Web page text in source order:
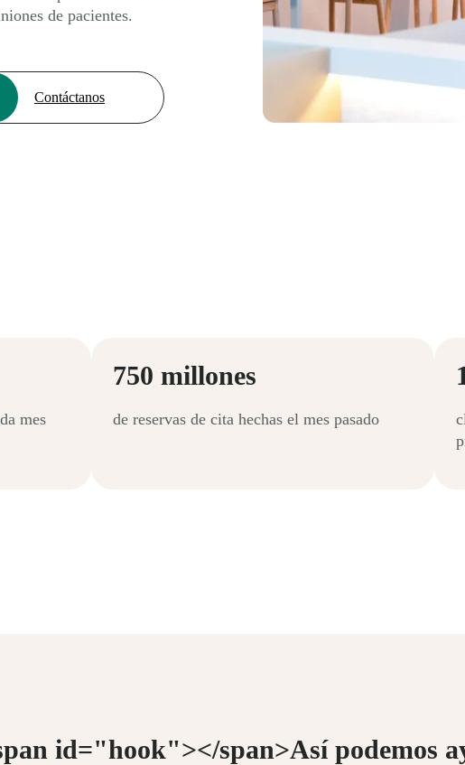
de pacientes.
Contáctanos
mes
750 millones
de reservas de cita hechas el mes pasado
id="hook"></span>Así podemos